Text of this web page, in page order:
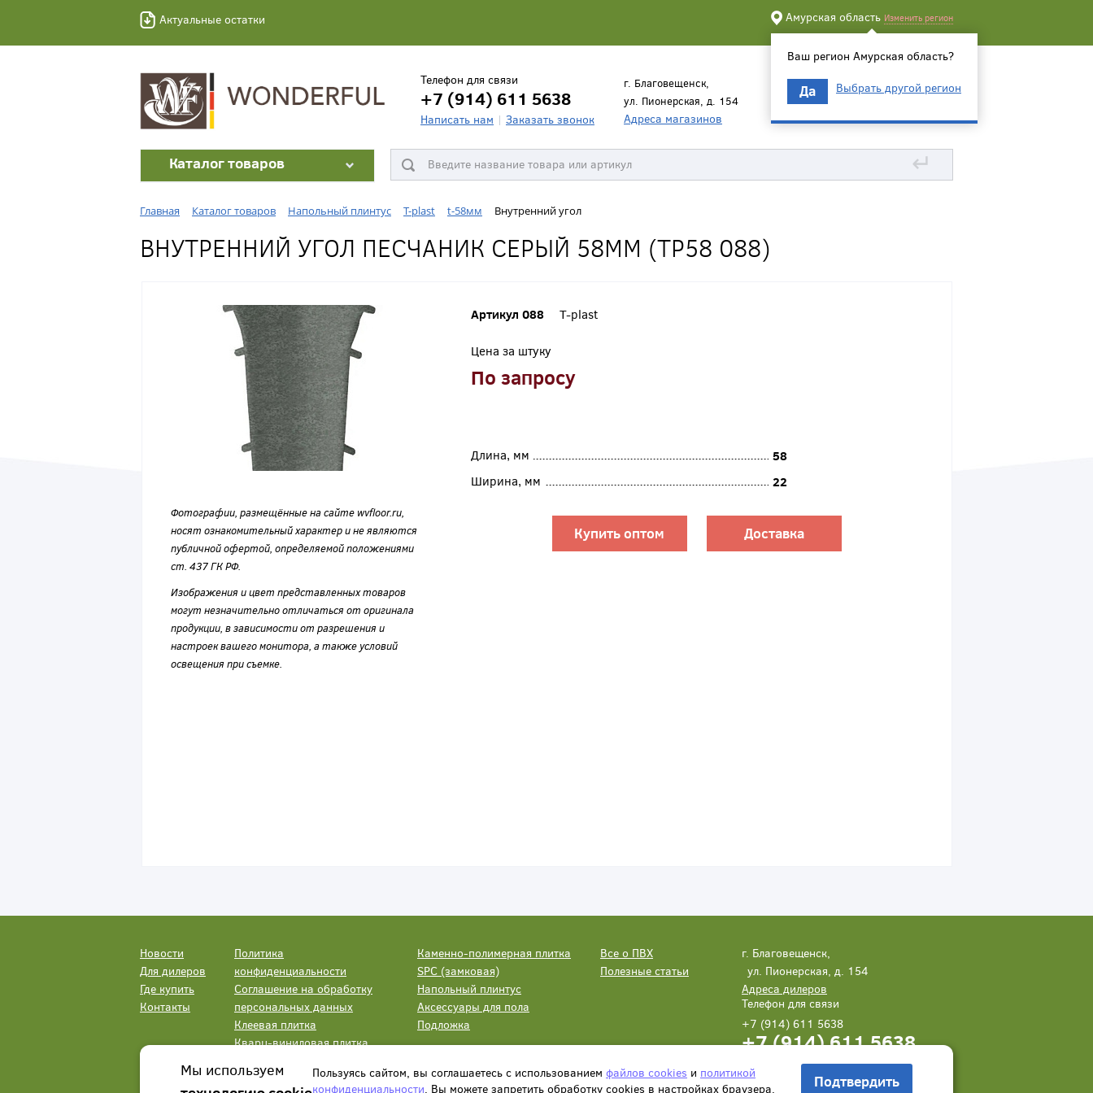
Актуальные остатки Амурская область Изменить регион
Ваш регион Амурская область?
Да Выбрать другой регион
Телефон для связи
+7 (914) 611 5638
Написать нам Заказать звонок
г. Благовещенск,
ул. Пионерская, д. 154
Адреса магазинов
Каталог товаров ↵
Главная Каталог товаров Напольный плинтус T-plast t-58мм Внутренний угол
ВНУТРЕННИЙ УГОЛ ПЕСЧАНИК СЕРЫЙ 58ММ (ТР58 088)
Фотографии, размещённые на сайте wvfloor.ru,
носят ознакомительный характер и не являются
публичной офертой, определяемой положениями
ст. 437 ГК РФ.
Изображения и цвет представленных товаров
могут незначительно отличаться от оригинала
продукции, в зависимости от разрешения и
настроек вашего монитора, а также условий
освещения при съемке.
Артикул 088 T-plast
Цена за штуку
По запросу
Длина, мм
58
Ширина, мм
22
Купить оптом Доставка
Новости
Для дилеров
Где купить
Контакты
Политика
конфиденциальности
Соглашение на обработку
персональных данных
Клеевая плитка
Кварц-виниловая плитка
Каменно-полимерная плитка
SPC (замковая)
Напольный плинтус
Аксессуары для пола
Подложка
Все о ПВХ
Полезные статьи
г. Благовещенск,
ул. Пионерская, д. 154
Адреса дилеров
Телефон для связи
+7 (914) 611 5638
+7 (914) 611 5638
Написать нам Заказать звонок
Мы используем
Пользуясь сайтом, вы соглашаетесь с использованием файлов cookies и политикой
конфиденциальности. Вы можете запретить обработку сookies в настройках браузера. Подтвердить